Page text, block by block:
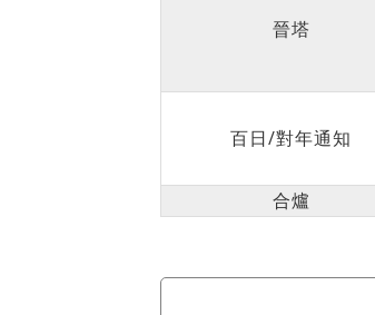
晉塔
百日/對年通知
合爐